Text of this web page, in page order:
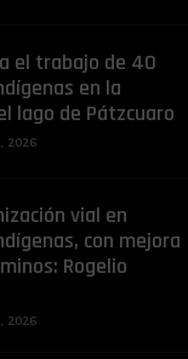
el trabajo de 40
en la
lago de Pátzcuaro
2026
vial en
con mejora
Rogelio
2026